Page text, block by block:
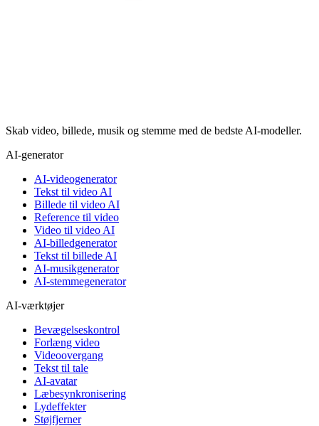
Skab video, billede, musik og stemme med de bedste AI-modeller.
AI-generator
AI-videogenerator
Tekst til video AI
Billede til video AI
Reference til video
Video til video AI
AI-billedgenerator
Tekst til billede AI
AI-musikgenerator
AI-stemmegenerator
AI-værktøjer
Bevægelseskontrol
Forlæng video
Videoovergang
Tekst til tale
AI-avatar
Læbesynkronisering
Lydeffekter
Støjfjerner